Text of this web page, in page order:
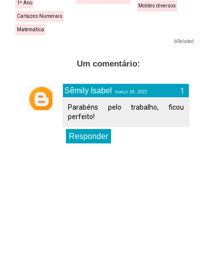
1º Ano
Cartazes Numerais
Matemática
Moldes diversos
bRelated
Um comentário:
Sêmily Isabel março 18, 2022
Parabéns pelo trabalho, ficou
perfeito!
Responder